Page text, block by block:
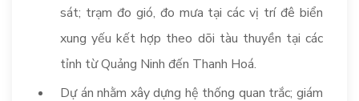
sát; trạm đo gió, đo mưa tại các vị trí đê biển
xung yếu kết hợp theo dõi tàu thuyền tại các
tỉnh từ Quảng Ninh đến Thanh Hoá.
Dự án nhằm xây dựng hệ thống quan trắc; giám